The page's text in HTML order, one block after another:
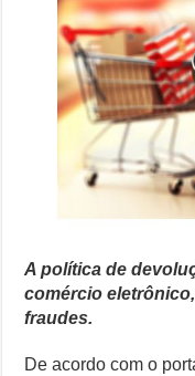
O Que Levou Quatro
Casa Branca Antes
Especialistas Revelam
Polêmico: AWS Domina
A política de
comércio
fraudes.
De acordo com o